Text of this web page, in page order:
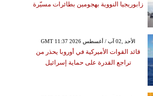
زابوريجيا النووية بهجومين بطائرات مسيّرة
GMT 11:37 2026 الأحد ,02 آب / أغسطس
قائد القوات الأميركية في أوروبا يحذر من
تراجع القدرة على حماية إسرائيل